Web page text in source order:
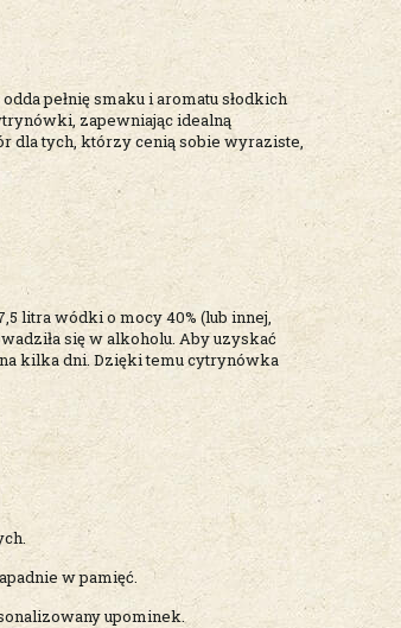
pełnię smaku i aromatu słodkich
zapewniając idealną
dla tych, którzy cenią sobie wyraziste,
litra wódki o mocy 40% (lub innej,
się w alkoholu. Aby uzyskać
kilka dni. Dzięki temu cytrynówka
w pamięć.
upominek.